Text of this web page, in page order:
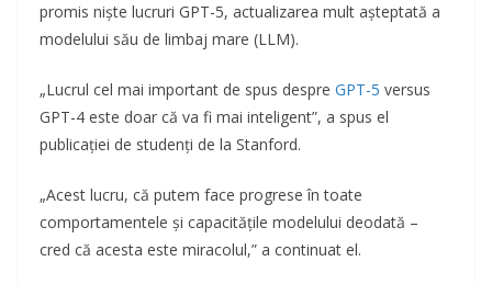
promis niște lucruri GPT-5, actualizarea mult așteptată a
modelului său de limbaj mare (LLM).
„Lucrul cel mai important de spus despre GPT-5 versus
GPT-4 este doar că va fi mai inteligent”, a spus el
publicației de studenți de la Stanford.
„Acest lucru, că putem face progrese în toate
comportamentele și capacitățile modelului deodată –
cred că acesta este miracolul,” a continuat el.